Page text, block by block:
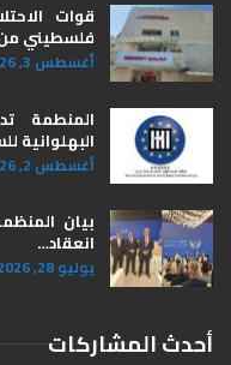
فلسطيني
أغسطس 3, 2026
المنطمة
البهلوانية
أغسطس 2, 2026
بيان
انعقاد…
يوليو 28, 2026
أحدث المشاركات